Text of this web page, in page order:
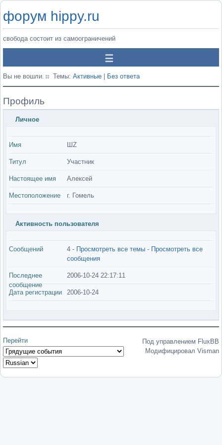
форум hippy.ru
свобода состоит из самоограничений
Вы не вошли. Темы: Активные Без ответа
Профиль
Личное
Имя ШZ
Титул Участник
Настоящее имя Алексей
Местоположение г. Гомель
Активность пользователя
Сообщений 4 - Просмотреть все темы - Просмотреть все
сообщения
Последнее
сообщение
2006-10-24 22:17:11
Дата регистрации 2006-10-24
Перейти
Под управлением FluxBB
Модифицировал Visman